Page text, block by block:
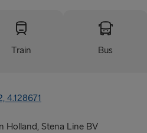
Train Bus
4.128671
Holland, Stena Line BV